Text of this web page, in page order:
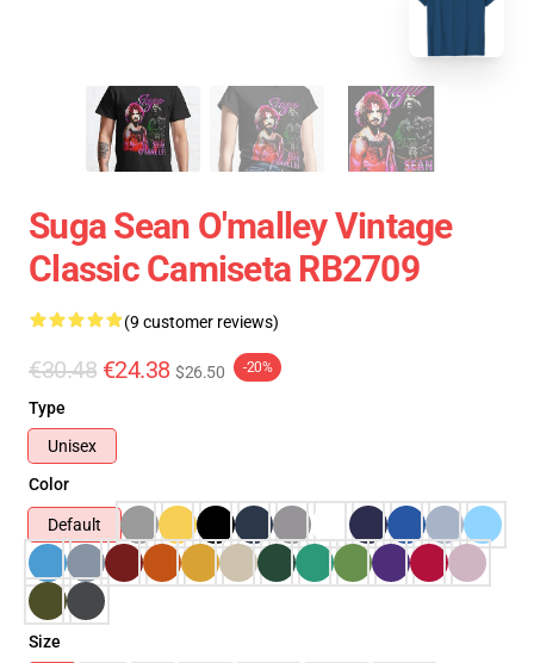
Suga Sean O'malley Vintage
Classic Camiseta RB2709
(9 customer reviews)
€30.48 €24.38 $26.50 -20%
Type
Unisex
Color
Default
Size